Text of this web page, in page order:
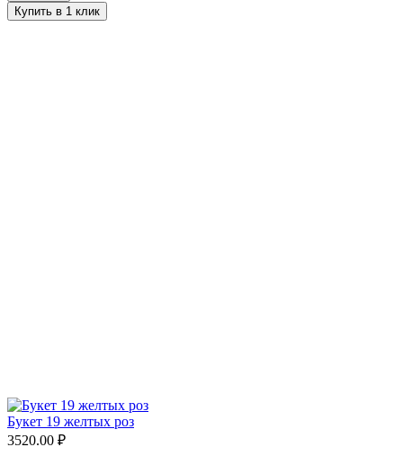
Купить в 1 клик
Букет 19 желтых роз
3520.00 ₽